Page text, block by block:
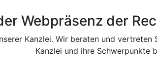
Webpräsenz der
Kanzlei. Wir beraten und
Kanzlei und ihre Schwerpunkte